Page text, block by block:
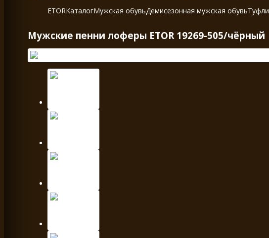
ETORКаталогМужская обувьДемисезонная мужская обувьТуфли
Мужские пенни лоферы ETOR 19269-505/чёрный